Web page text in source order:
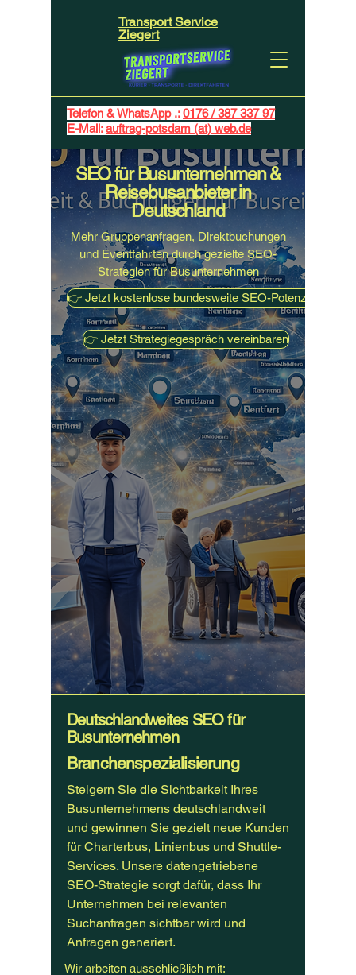
Telefon & WhatsApp .:0176 / 387 337 97
E-Mail:auftrag-potsdam (at) web.de
Transport Service
Ziegert
SEO für Busunternehmen &
Reisebusanbieter in
Deutschland
Mehr Gruppenanfragen, Direktbuchungen
und Eventfahrten durch gezielte SEO-
Strategien für Busunternehmen
👉 Jetzt kostenlose bundesweite SEO-
👉 Jetzt Strategiegespräch vereinbaren
Deutschlandweites SEO für
Busunternehmen
Branchenspezialisierung
Steigern Sie die Sichtbarkeit Ihres
Busunternehmens deutschlandweit
und gewinnen Sie gezielt neue Kunden
für Charterbus, Linienbus und Shuttle-
Services. Unsere datengetriebene
SEO-Strategie sorgt dafür, dass Ihr
Unternehmen bei relevanten
Suchanfragen sichtbar wird und
Anfragen generiert.
Wir arbeiten ausschließlich mit: